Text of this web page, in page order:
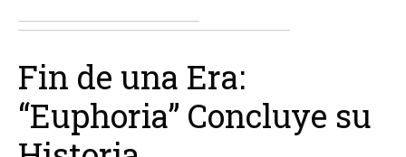
Fin de una Era:
“Euphoria” Concluye su